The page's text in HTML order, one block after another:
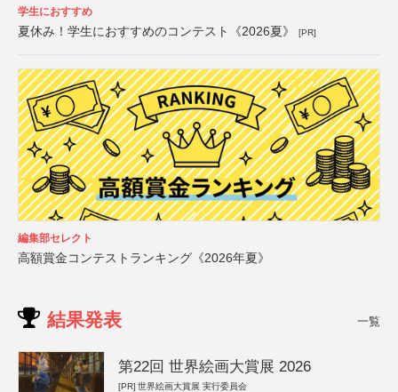
学生におすすめ
夏休み！学生におすすめのコンテスト《2026夏》 [PR]
編集部セレクト
高額賞金コンテストランキング《2026年夏》
結果発表 一覧
第22回 世界絵画大賞展 2026
[PR] 世界絵画大賞展 実行委員会